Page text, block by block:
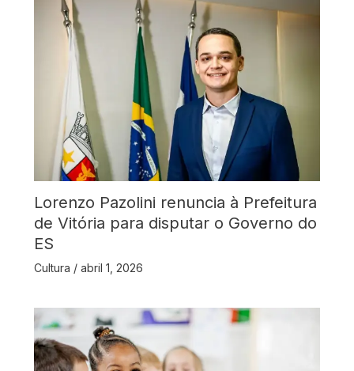
Lorenzo Pazolini renuncia à Prefeitura
de Vitória para disputar o Governo do
ES
Cultura / abril 1, 2026